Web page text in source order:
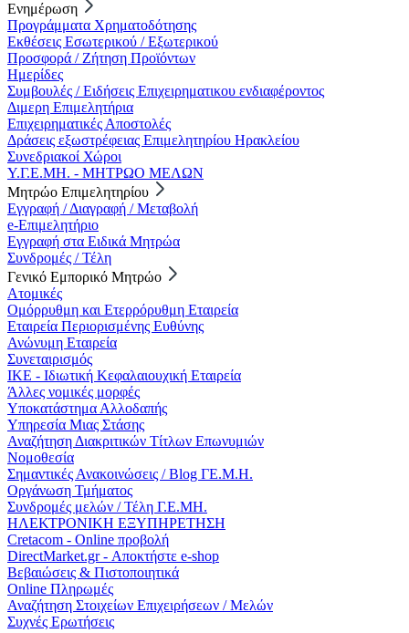
Ενημέρωση
Προγράμματα Χρηματοδότησης
Εκθέσεις Εσωτερικού / Εξωτερικού
Προσφορά / Ζήτηση Προϊόντων
Ημερίδες
Συμβουλές / Ειδήσεις Επιχειρηματικου ενδιαφέροντος
Διμερη Επιμελητήρια
Επιχειρηματικές Αποστολές
Δράσεις εξωστρέφειας Επιμελητηρίου Ηρακλείου
Συνεδριακοί Χώροι
Υ.Γ.Ε.ΜΗ. - ΜΗΤΡΩΟ ΜΕΛΩΝ
Μητρώο Επιμελητηρίου
Εγγραφή / Διαγραφή / Μεταβολή
e-Επιμελητήριο
Εγγραφή στα Ειδικά Μητρώα
Συνδρομές / Τέλη
Γενικό Εμπορικό Μητρώο
Ατομικές
Ομόρρυθμη και Ετερρόρυθμη Εταιρεία
Εταιρεία Περιορισμένης Ευθύνης
Ανώνυμη Εταιρεία
Συνεταιρισμός
ΙΚΕ - Ιδιωτική Κεφαλαιουχική Εταιρεία
Άλλες νομικές μορφές
Υποκατάστημα Αλλοδαπής
Υπηρεσία Μιας Στάσης
Αναζήτηση Διακριτικών Τίτλων Επωνυμιών
Νομοθεσία
Σημαντικές Ανακοινώσεις / Blog ΓΕ.Μ.Η.
Οργάνωση Τμήματος
Συνδρομές μελών / Τέλη Γ.Ε.ΜΗ.
ΗΛΕΚΤΡΟΝΙΚΗ ΕΞΥΠΗΡΕΤΗΣΗ
Cretacom - Online προβολή
DirectMarket.gr - Αποκτήστε e-shop
Βεβαιώσεις & Πιστοποιητικά
Online Πληρωμές
Αναζήτηση Στοιχείων Επιχειρήσεων / Μελών
Συχνές Ερωτήσεις